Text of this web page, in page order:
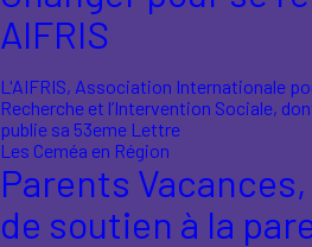
AIFRIS
L'AIFRIS, Association Internationale
Recherche et l’Intervention Sociale,
publie sa 53eme Lettre
Les Ceméa en Région
Parents
de soutien à la